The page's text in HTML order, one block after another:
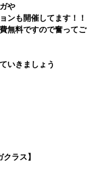
や
ンも開催してます！！
無料ですので奮ってご
いきましょう
ラス】